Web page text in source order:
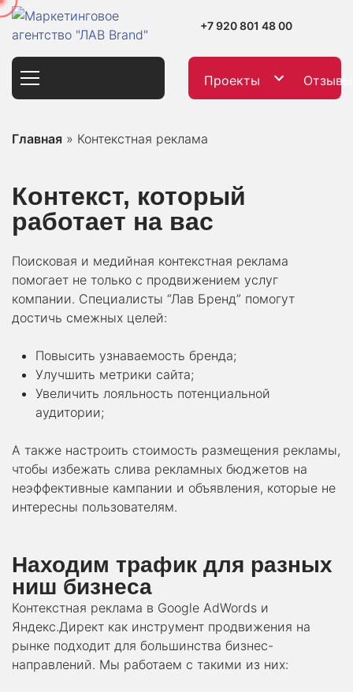
+7 920 801 48 00
Проекты Отзывы
Главная » Контекстная реклама
Контекст, который
работает на вас
Поисковая и медийная контекстная реклама
помогает не только с продвижением услуг
компании. Специалисты “Лав Бренд” помогут
достичь смежных целей:
Повысить узнаваемость бренда;
Улучшить метрики сайта;
Увеличить лояльность потенциальной
аудитории;
А также настроить стоимость размещения рекламы,
чтобы избежать слива рекламных бюджетов на
неэффективные кампании и объявления, которые не
интересны пользователям.
Находим трафик для разных
ниш бизнеса
Контекстная реклама в Google AdWords и
Яндекс.Директ как инструмент продвижения на
рынке подходит для большинства бизнес-
направлений. Мы работаем с такими из них: